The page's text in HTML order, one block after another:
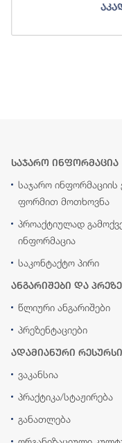
საჯარო ინფორმაცია
საჯარო
ფორმით მოთხოვნა
პროაქტიულად
ინფორმაცია
საკონტაქტო პირი
ანგარიშები და
წლიური ანგარიშები
პრეზენტაციები
ადამიანური
ვაკანსია
პრაქტიკა/სტაჟირება
განათლება